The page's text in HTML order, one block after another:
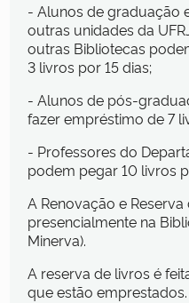
- Alunos de graduação
outras unidades da
outras Bibliotecas
3 livros por 15 dias;
- Alunos de pós-
fazer empréstimo de 7
- Professores do
podem pegar 10 livros
A Renovação e
presencialmente na
Minerva).
A reserva de livros é
que estão emprestados.